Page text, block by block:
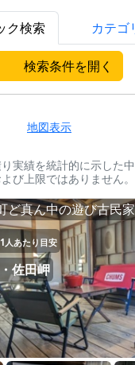
ク検索 カテゴ
検索条件を開く
地図表示
実績を統計的に示した
び上限ではありません。
ど真ん中の遊び古民
1人あたり目安
佐田岬